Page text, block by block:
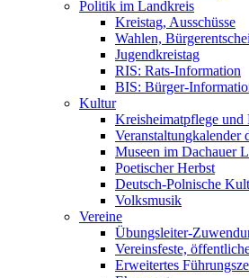
Politik im Landkreis
Kreistag, Ausschüsse
Wahlen,
Jugendkreistag
RIS: Rats-Information
BIS: Bürger-
Kultur
Kreisheimatpflege
Veranstaltungkalender
Museen im Dachauer
Poetischer Herbst
Deutsch-Polnische
Volksmusik
Vereine
Übungsleiter-
Vereinsfeste,
Erweitertes